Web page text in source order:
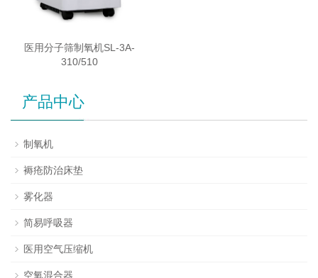
医用分子筛制氧机SL-3A-
310/510
产品中心
制氧机
褥疮防治床垫
雾化器
简易呼吸器
医用空气压缩机
空氧混合器